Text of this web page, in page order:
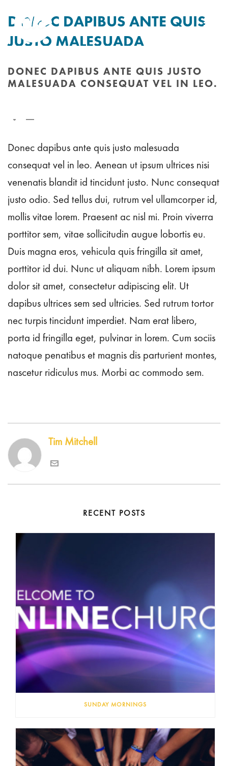
DONEC DAPIBUS ANTE QUIS JUSTO
MALESUADA CONSEQUAT VEL IN LEO.
DONEC DAPIBUS ANTE QUIS
JUSTO MALESUADA
ByTim Mitchell Posted 25th May 2013 In
Donec dapibus ante quis justo malesuada
consequat vel in leo. Aenean ut ipsum ultrices nisi
venenatis blandit id tincidunt justo. Nunc consequat
justo odio. Sed tellus dui, rutrum vel ullamcorper id,
mollis vitae lorem. Praesent ac nisl mi. Proin viverra
porttitor sem, vitae sollicitudin augue lobortis eu.
Duis magna eros, vehicula quis fringilla sit amet,
porttitor id dui. Nunc ut aliquam nibh. Lorem ipsum
dolor sit amet, consectetur adipiscing elit. Ut
dapibus ultrices sem sed ultricies. Sed rutrum tortor
nec turpis tincidunt imperdiet. Nam erat libero,
porta id fringilla eget, pulvinar in lorem. Cum sociis
natoque penatibus et magnis dis parturient montes,
nascetur ridiculus mus. Morbi ac commodo sem.
Tim Mitchell
RECENT POSTS
SUNDAY MORNINGS